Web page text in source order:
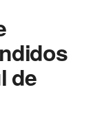
de